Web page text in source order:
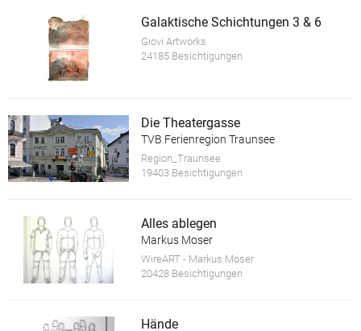
Galaktische Schichtungen 3 & 6
Giovi Artworks
24185 Besichtigungen
Die Theatergasse
TVB Ferienregion Traunsee
Region_Traunsee
19403 Besichtigungen
Alles ablegen
Markus Moser
WireART - Markus Moser
20428 Besichtigungen
Hände